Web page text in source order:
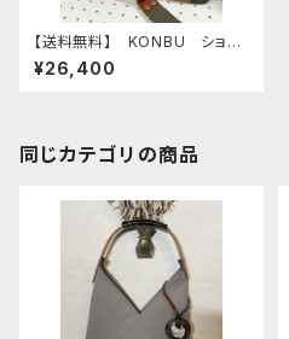
【送料無料】 KONBU ショル
ダーバッグ コザクラインコ カ
ーキ （ポケット：ベージュ）
¥26,400
同じカテゴリの商品